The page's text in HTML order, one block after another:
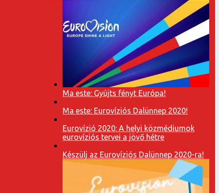
Ma este: Gyújts fényt Európa!
Ma este: Eurovíziós Dalünnep 2020!
Eurovízió 2020: A helyi közmédiumok
eurovíziós tervei a jövő hétre
Készülj az Eurovíziós Dalünnep 2020-ra!